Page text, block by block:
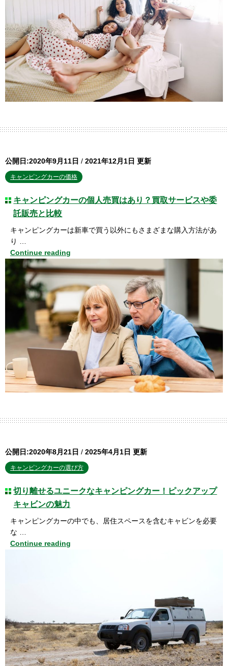
公開日:2020年9月11日 / 2021年12月1日 更新
キャンピングカーの価格
キャンピングカーの個人売買はあり？買取サービスや委
託販売と比較
キャンピングカーは新車で買う以外にもさまざまな購入方法があ
り …
Continue reading
公開日:2020年8月21日 / 2025年4月1日 更新
キャンピングカーの選び方
切り離せるユニークなキャンピングカー！ピックアップ
キャビンの魅力
キャンピングカーの中でも、居住スペースを含むキャビンを必要
な …
Continue reading